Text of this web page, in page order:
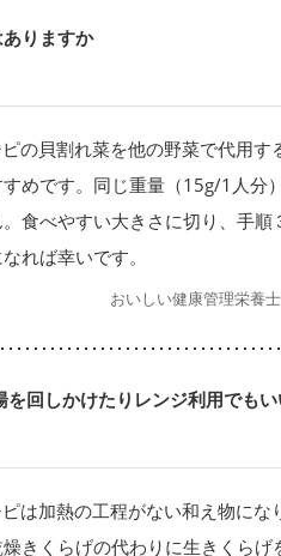
りますか
の貝割れ菜を他の野菜で代用す
めです。同じ重量（15g/1人分
食べやすい大きさに切り、手順
れば幸いです。
おいしい健康管理栄養士
回しかけたりレンジ利用でも
は加熱の工程がない和え物にな
きくらげの代わりに生きくらげ